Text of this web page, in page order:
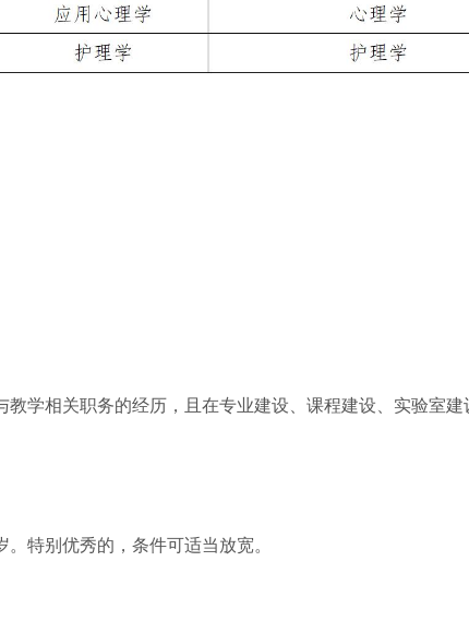
相关职务的经历，且在专业建设、课程建设、实验室建
特别优秀的，条件可适当放宽。